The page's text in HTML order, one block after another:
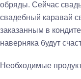
обряды. Сейчас
свадебный каравай
заказанным в
наверняка будут
Необходимые